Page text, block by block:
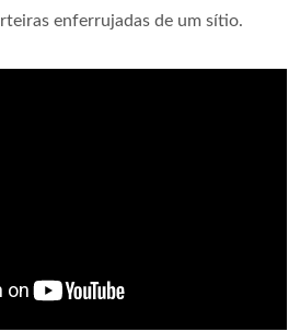
enferrujadas de um sítio.